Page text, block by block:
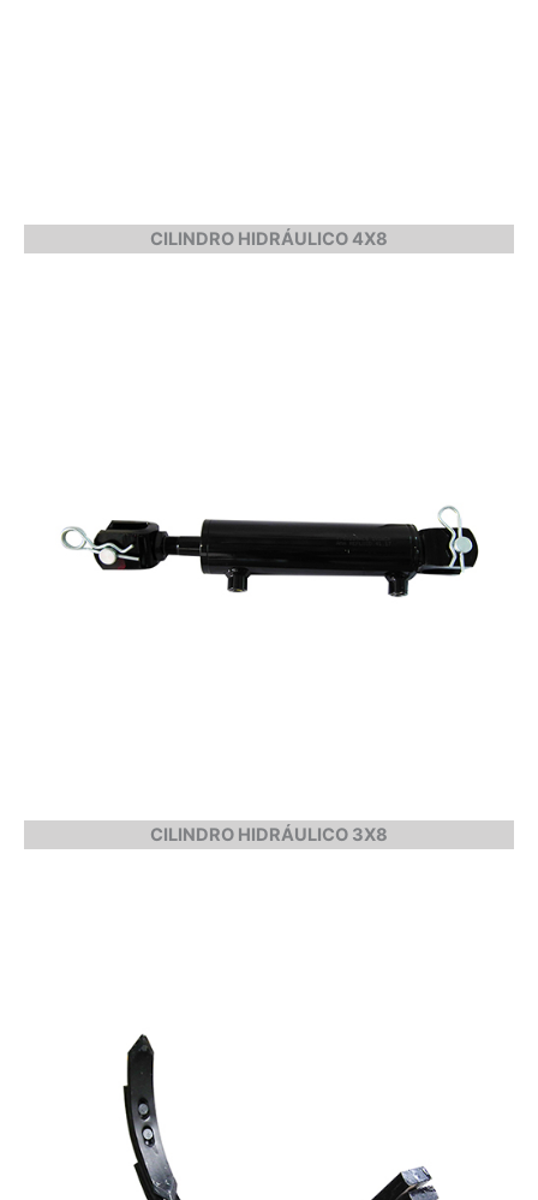
CILINDRO HIDRÁULICO 4X8
CILINDRO HIDRÁULICO 3X8